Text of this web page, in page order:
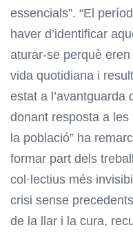
essencials”. “El
haver d’identificar
aturar-se perquè
vida quotidiana i
estat a l’avantguarda
donant resposta a
la població” ha
formar part dels
col·lectius més
crisi sense
de la llar i la cura,